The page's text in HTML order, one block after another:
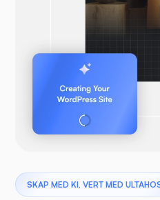
SKAP MED KI, VERT MED